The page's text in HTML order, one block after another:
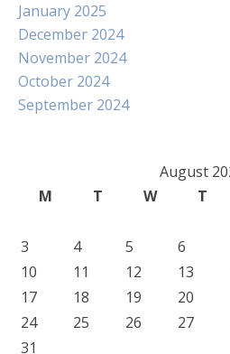
January 2025
December 2024
November 2024
October 2024
September 2024
August
M
T W T
3
4 5 6
10
11 12 13
17
18 19 20
24
25 26 27
31